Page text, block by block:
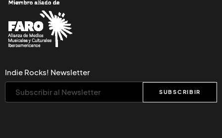
Indie Rocks! Newsletter